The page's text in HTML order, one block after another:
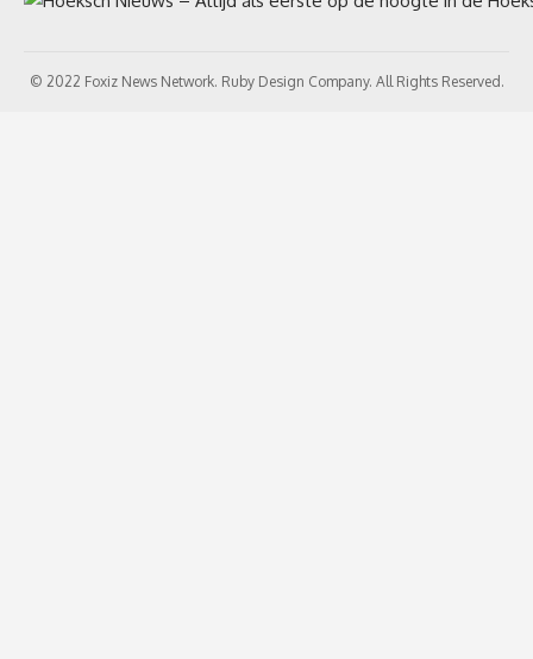
© 2022 Foxiz News Network. Ruby Design Company. All Rights Reserved.